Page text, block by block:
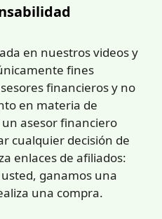
en nuestros videos y
fines
financieros y no
en materia de
asesor financiero
cualquier decisión de
enlaces de afiliados:
ganamos una
una compra.